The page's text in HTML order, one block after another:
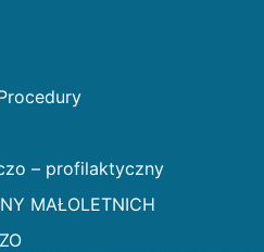
– profilaktyczny
MAŁOLETNICH